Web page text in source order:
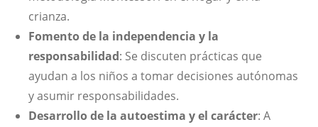
crianza.
Fomento de la independencia y la
responsabilidad: Se discuten prácticas que
ayudan a los niños a tomar decisiones autónomas
y asumir responsabilidades.
Desarrollo de la autoestima y el carácter: A